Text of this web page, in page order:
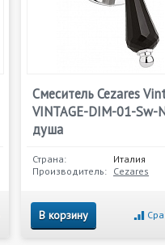
Смеситель Cezares
VINTAGE-DIM-01-Sw-
душа
Страна:
Италия
Производитель: Cezares
В корзину